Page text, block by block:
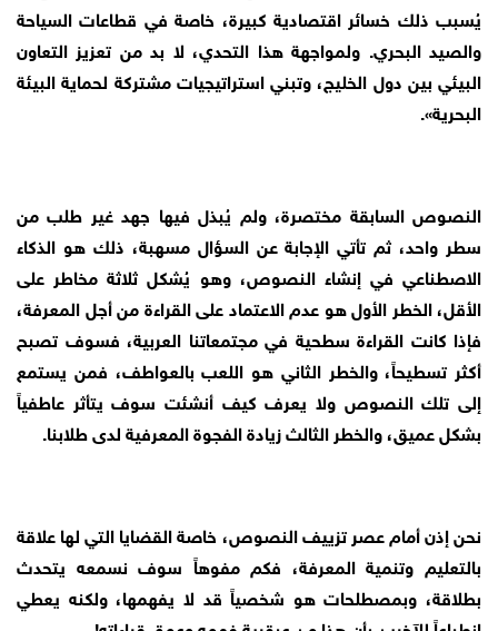
يُسبب ذلك خسائر اقتصادية كبيرة، خاصة في قطاعات السياحة
والصيد البحري. ولمواجهة هذا التحدي، لا بد من تعزيز التعاون
البيئي بين دول الخليج، وتبني استراتيجيات مشتركة لحماية البيئة
البحرية».
النصوص السابقة مختصرة، ولم يُبذل فيها جهد غير طلب من
سطر واحد، ثم تأتي الإجابة عن السؤال مسهبة، ذلك هو الذكاء
الاصطناعي في إنشاء النصوص، وهو يُشكل ثلاثة مخاطر على
الأقل، الخطر الأول هو عدم الاعتماد على القراءة من أجل المعرفة،
فإذا كانت القراءة سطحية في مجتمعاتنا العربية، فسوف تصبح
أكثر تسطيحاً، والخطر الثاني هو اللعب بالعواطف، فمن يستمع
إلى تلك النصوص ولا يعرف كيف أنشئت سوف يتأثر عاطفياً
بشكل عميق، والخطر الثالث زيادة الفجوة المعرفية لدى طلابنا.
نحن إذن أمام عصر تزييف النصوص، خاصة القضايا التي لها علاقة
بالتعليم وتنمية المعرفة، فكم مفوهاً سوف نسمعه يتحدث
بطلاقة، وبمصطلحات هو شخصياً قد لا يفهمها، ولكنه يعطي